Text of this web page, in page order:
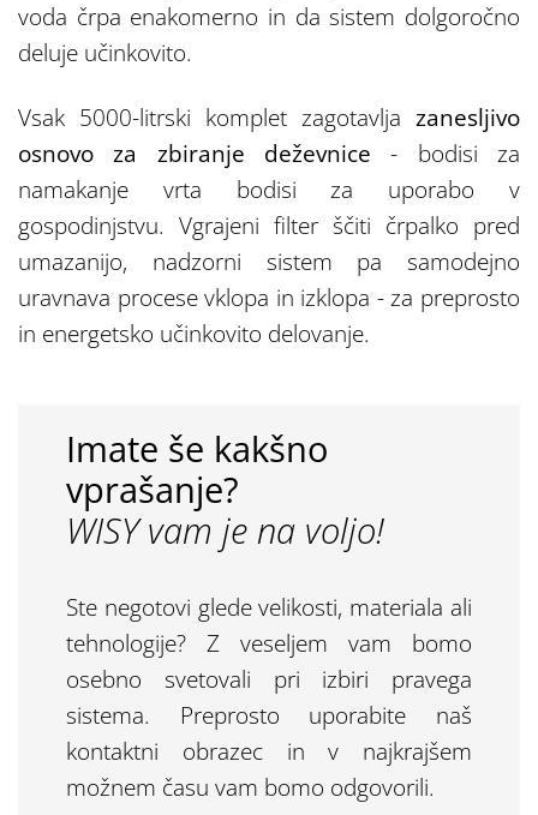
voda črpa enakomerno in da sistem dolgoročno
deluje učinkovito.
Vsak 5000-litrski komplet zagotavlja zanesljivo
osnovo za zbiranje deževnice - bodisi za
namakanje vrta bodisi za uporabo v
gospodinjstvu. Vgrajeni filter ščiti črpalko pred
umazanijo, nadzorni sistem pa samodejno
uravnava procese vklopa in izklopa - za preprosto
in energetsko učinkovito delovanje.
Imate še kakšno
vprašanje?
WISY vam je na voljo!
Ste negotovi glede velikosti, materiala ali
tehnologije? Z veseljem vam bomo
osebno svetovali pri izbiri pravega
sistema. Preprosto uporabite naš
kontaktni obrazec in v najkrajšem
možnem času vam bomo odgovorili.